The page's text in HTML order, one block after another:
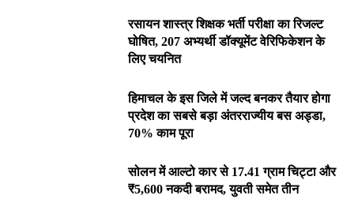
रसायन शास्त्र शिक्षक भर्ती परीक्षा का रिजल्ट
घोषित, 207 अभ्यर्थी डॉक्यूमेंट वेरिफिकेशन के
लिए चयनित
हिमाचल के इस जिले में जल्द बनकर तैयार होगा
प्रदेश का सबसे बड़ा अंतरराज्यीय बस अड्डा,
70% काम पूरा
सोलन में आल्टो कार से 17.41 ग्राम चिट्टा और
₹5,600 नकदी बरामद, युवती समेत तीन